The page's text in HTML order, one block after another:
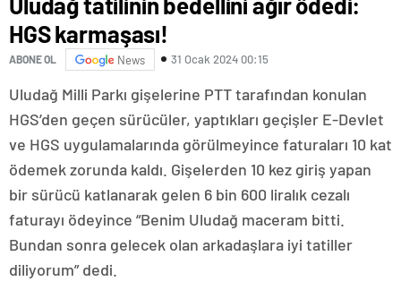
HGS karmaşası!
ABONE OL News 31 Ocak 2024 00:15
Uludağ Milli Parkı gişelerine PTT tarafından konulan
HGS’den geçen sürücüler, yaptıkları geçişler E-Devlet
ve HGS uygulamalarında görülmeyince faturaları 10 kat
ödemek zorunda kaldı. Gişelerden 10 kez giriş yapan
bir sürücü katlanarak gelen 6 bin 600 liralık cezalı
faturayı ödeyince “Benim Uludağ maceram bitti.
Bundan sonra gelecek olan arkadaşlara iyi tatiller
diliyorum” dedi.